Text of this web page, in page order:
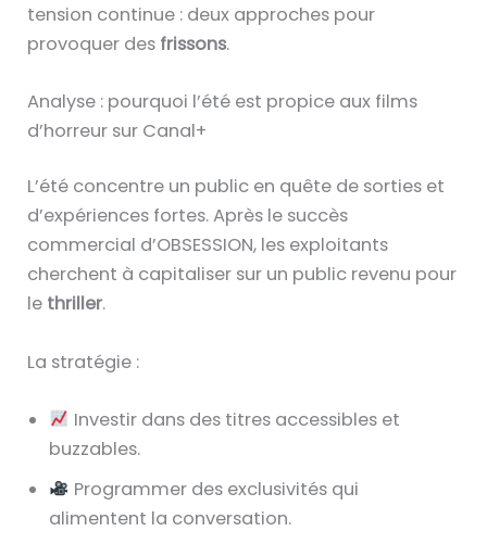
tension continue : deux approches pour
provoquer des frissons.
Analyse : pourquoi l’été est propice aux films
d’horreur sur Canal+
L’été concentre un public en quête de sorties et
d’expériences fortes. Après le succès
commercial d’OBSESSION, les exploitants
cherchent à capitaliser sur un public revenu pour
le thriller.
La stratégie :
Investir dans des titres accessibles et
buzzables.
Programmer des exclusivités qui
alimentent la conversation.